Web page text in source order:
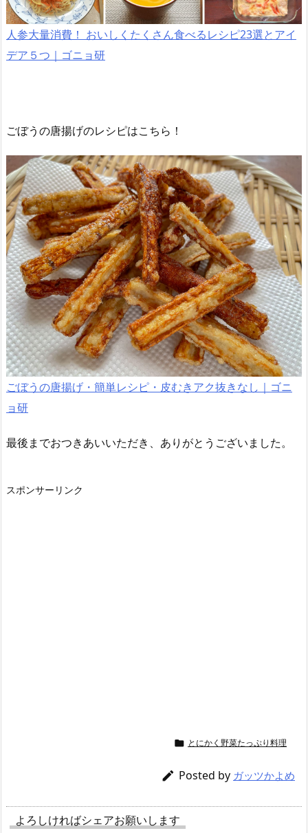
人参大量消費！ おいしくたくさん食べるレシピ23選とアイ
デア５つ｜ゴニョ研
ごぼうの唐揚げのレシピはこちら！
ごぼうの唐揚げ・簡単レシピ・皮むきアク抜きなし｜ゴニ
ョ研
最後までおつきあいいただき、ありがとうございました。
スポンサーリンク
 とにかく野菜たっぷり料理
 Posted by ガッツかよめ
よろしければシェアお願いします